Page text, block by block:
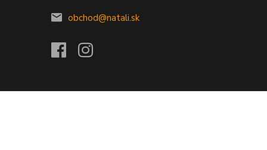
obchod@natali.sk